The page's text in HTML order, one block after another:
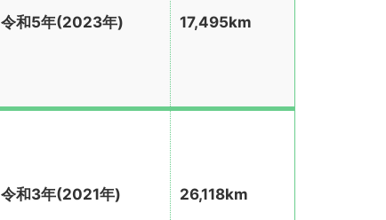
令和5年(2023年) 17,495km
令和3年(2021年) 26,118km